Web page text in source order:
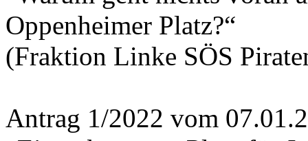
Oppenheimer Platz?“
(Fraktion Linke SÖS
Antrag 1/2022 vom